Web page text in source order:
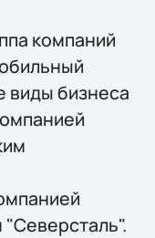
компаний
виды бизнеса